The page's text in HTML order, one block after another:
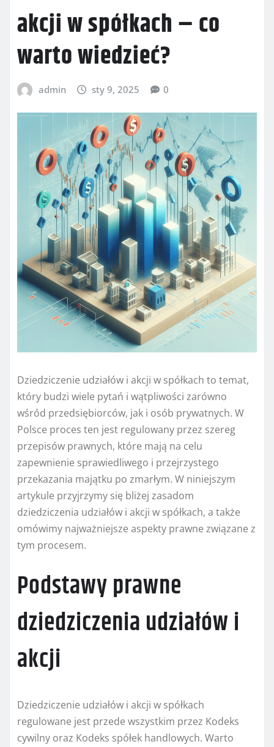
akcji w spółkach – co
warto wiedzieć?
admin sty 9, 2025 0
Dziedziczenie udziałów i akcji w spółkach to temat,
który budzi wiele pytań i wątpliwości zarówno
wśród przedsiębiorców, jak i osób prywatnych. W
Polsce proces ten jest regulowany przez szereg
przepisów prawnych, które mają na celu
zapewnienie sprawiedliwego i przejrzystego
przekazania majątku po zmarłym. W niniejszym
artykule przyjrzymy się bliżej zasadom
dziedziczenia udziałów i akcji w spółkach, a także
omówimy najważniejsze aspekty prawne związane z
tym procesem.
Podstawy prawne
dziedziczenia udziałów i
akcji
Dziedziczenie udziałów i akcji w spółkach
regulowane jest przede wszystkim przez Kodeks
cywilny oraz Kodeks spółek handlowych. Warto